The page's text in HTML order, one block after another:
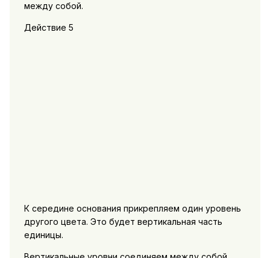
между собой.
Действие 5
К середине основания прикрепляем один уровень
другого цвета. Это будет вертикальная часть
единицы.